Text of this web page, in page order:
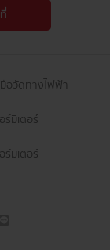
อวัดทางไฟฟ้า
ร์มิเตอร์
ร์มิเตอร์